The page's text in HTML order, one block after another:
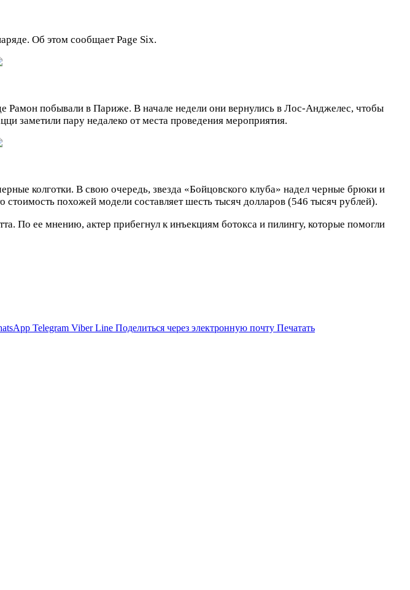
Об этом сообщает Page Six.
Рамон побывали в Париже. В начале недели они вернулись в Лос-Анджелес, чтобы
заметили пару недалеко от места проведения мероприятия.
колготки. В свою очередь, звезда «Бойцовского клуба» надел черные брюки и
похожей модели составляет шесть тысяч долларов (546 тысяч рублей).
По ее мнению, актер прибегнул к инъекциям ботокса и пилингу, которые помогли
Telegram Viber Line Поделиться через электронную почту Печатать